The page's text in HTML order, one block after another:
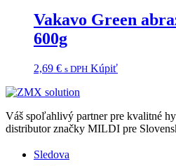
Vakavo Green
600g
2,69 € s DPH Kúpiť
Váš spoľahlivý partner pre kvalitné
distributor značky MILDI pre
Sledova